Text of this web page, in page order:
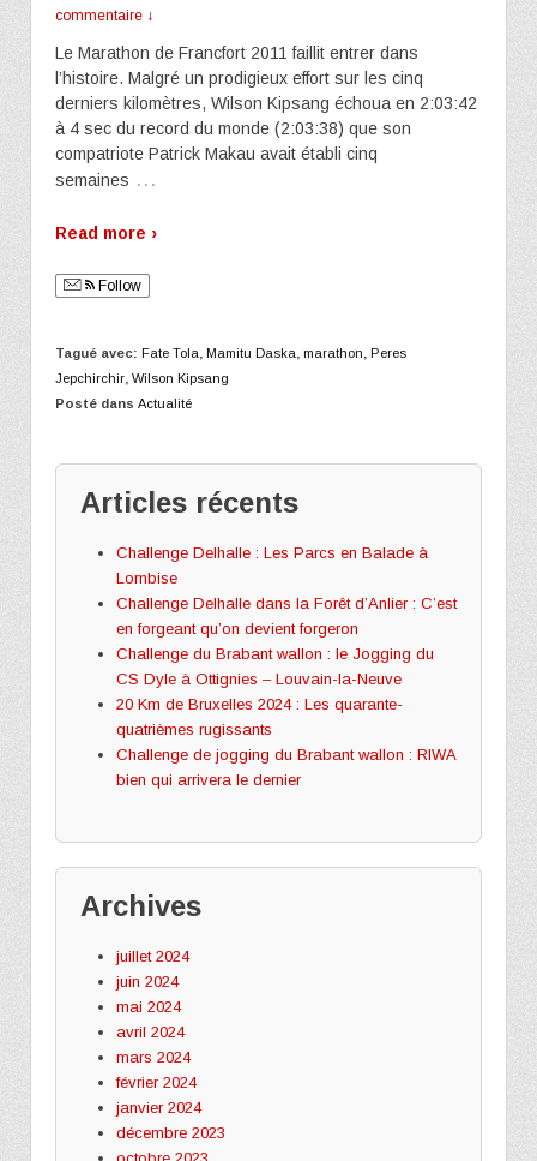
commentaire ↓
Le Marathon de Francfort 2011 faillit entrer dans
l’histoire. Malgré un prodigieux effort sur les cinq
derniers kilomètres, Wilson Kipsang échoua en 2:03:42
à 4 sec du record du monde (2:03:38) que son
compatriote Patrick Makau avait établi cinq
semaines …
Read more ›
Follow
Tagué avec: Fate Tola Mamitu Daska marathon
Peres
Jepchirchir Wilson Kipsang
Posté dans Actualité
Articles récents
Challenge Delhalle : Les Parcs en Balade à
Lombise
Challenge Delhalle dans la Forêt d’Anlier : C’est
en forgeant qu’on devient forgeron
Challenge du Brabant wallon : le Jogging du
CS Dyle à Ottignies – Louvain-la-Neuve
20 Km de Bruxelles 2024 : Les quarante-
quatrièmes rugissants
Challenge de jogging du Brabant wallon : RIWA
bien qui arrivera le dernier
Archives
juillet 2024
juin 2024
mai 2024
avril 2024
mars 2024
février 2024
janvier 2024
décembre 2023